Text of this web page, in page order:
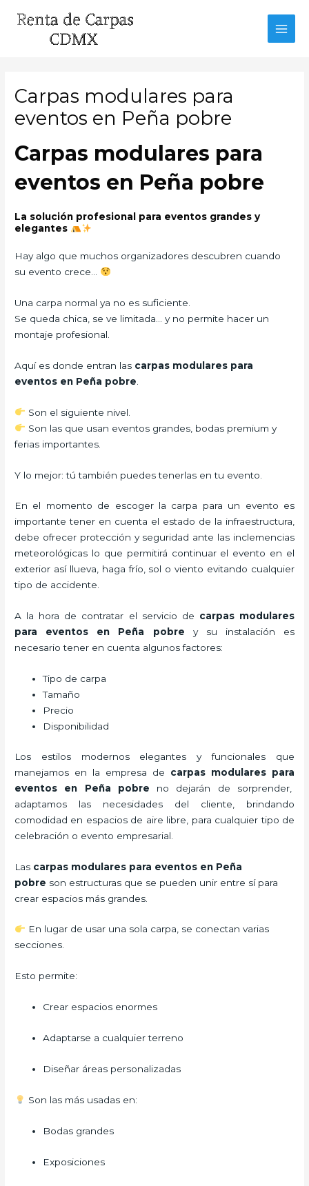
Carpas modulares para
eventos en Peña pobre
Carpas modulares para
eventos en Peña pobre
La solución profesional para eventos grandes y
elegantes
Hay algo que muchos organizadores descubren cuando
su evento crece…
Una carpa normal ya no es suficiente.
Se queda chica, se ve limitada… y no permite hacer un
montaje profesional.
Aquí es donde entran las carpas modulares para
eventos en Peña pobre
Son el siguiente nivel.
Son las que usan eventos grandes, bodas premium y
ferias importantes.
Y lo mejor: tú también puedes tenerlas en tu evento.
En el momento de escoger la carpa para un evento es
importante tener en cuenta el estado de la infraestructura,
debe ofrecer protección y seguridad ante las inclemencias
meteorológicas lo que permitirá continuar el evento en el
exterior así llueva, haga frío, sol o viento evitando cualquier
tipo de accidente.
A la hora de contratar el servicio de carpas modulares
para eventos en Peña pobre y su instalación es
necesario tener en cuenta algunos factores:
Tipo de carpa
Tamaño
Precio
Disponibilidad
Los estilos modernos elegantes y funcionales que
manejamos en la empresa de carpas modulares para
eventos en Peña pobre no dejarán de sorprender,
adaptamos las necesidades del cliente, brindando
comodidad en espacios de aire libre, para cualquier tipo de
celebración o evento empresarial.
Las carpas modulares para eventos en Peña
pobre son estructuras que se pueden unir entre sí para
crear espacios más grandes.
En lugar de usar una sola carpa, se conectan varias
secciones.
Esto permite:
Crear espacios enormes
Adaptarse a cualquier terreno
Diseñar áreas personalizadas
Son las más usadas en:
Bodas grandes
Exposiciones